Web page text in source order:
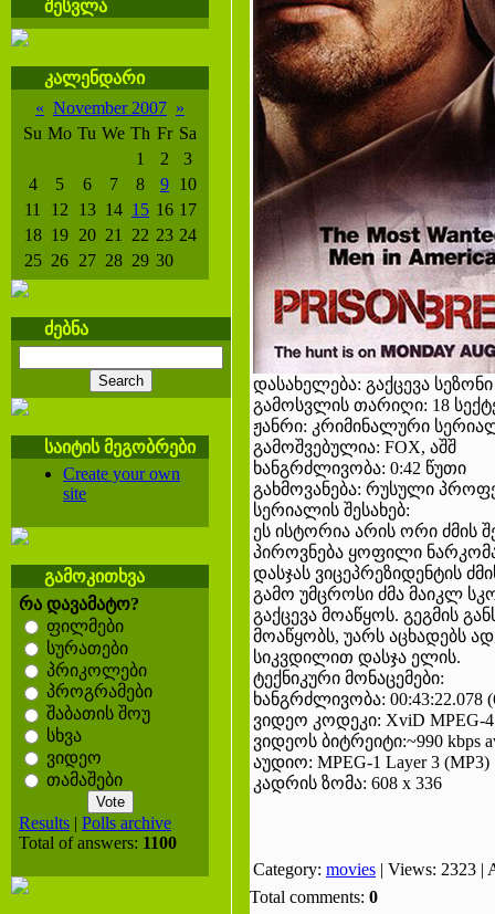
შესვლა
კალენდარი
« November 2007 »
Su Mo Tu We Th Fr Sa
1
2
3
4
5 6 7 8 9 10
11
12 13 14 15 16 17
18 19 20 21 22 23 24
25 26 27 28 29 30
ძებნა
საიტის მეგობრები
Create your own
site
გამოკითხვა
რა დავამატო?
ფილმები
სურათები
პრიკოლები
პროგრამები
შაბათის შოუ
სხვა
ვიდეო
თამაშები
Results | Polls archive
Total of answers: 1100
დასახელება: გაქცევა
გამოსვლის თარიღი: 18
ჟანრი: კრიმინალური
გამოშვებულია: FOX, აშშ
ხანგრძლივობა: 0:42 წუთი
გახმოვანება: რუსული
სერიალის შესახებ:
ეს ისტორია არის ორი ძმის
პიროვნება ყოფილი
დასჯას ვიცეპრეზიდენტის
გამო უმცროსი ძმა მაიკლ
გაქცევა მოაწყოს. გეგმის
მოაწყობს, უარს აცხადებს
სიკვდილით დასჯა ელის.
ტექნიკური მონაცემები:
ხანგრძლივობა: 00:43:22.078
ვიდეო კოდეკი: XviD MPEG-4
ვიდეოს ბიტრეიტი:~990 kbps
აუდიო: MPEG-1 Layer 3 (MP3)
კადრის ზომა: 608 x 336
Category: movies | Views: 2323 |
Total comments: 0